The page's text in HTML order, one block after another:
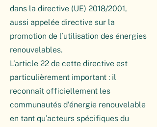
dans la directive (UE) 2018/2001,
aussi appelée directive sur la
promotion de l’utilisation des énergies
renouvelables.
L’article 22 de cette directive est
particulièrement important : il
reconnaît officiellement les
communautés d’énergie renouvelable
en tant qu’acteurs spécifiques du